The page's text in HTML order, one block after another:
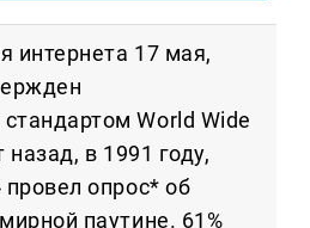
17 мая,
World Wide
назад, в 1991 году,
опрос* об
паутине. 61%